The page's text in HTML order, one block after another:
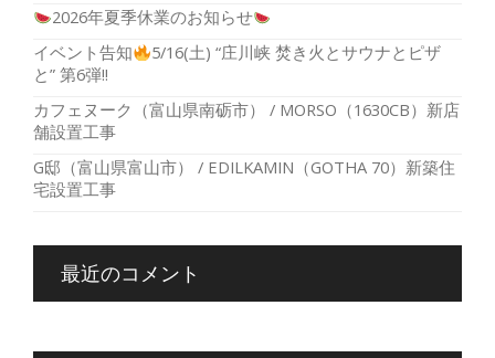
2026年夏季休業のお知らせ
イベント告知
5/16(土) “庄川峡 焚き火とサウナとピザ
と” 第6弾!!
カフェヌーク（富山県南砺市） / MORSO（1630CB）新店
舗設置工事
G邸（富山県富山市） / EDILKAMIN（GOTHA 70）新築住
宅設置工事
最近のコメント